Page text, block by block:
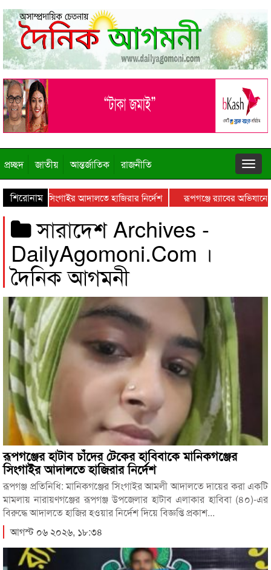
প্রচ্ছদ জাতীয় আন্তর্জাতিক রাজনীতি
শিরোনামসিংগাইর আদালতে হাজিরার নির্দেশ রূপগঞ্জে র‍্যাবের অভিযানে
সারাদেশ Archives -
DailyAgomoni.Com ।
দৈনিক আগমনী
রূপগঞ্জের হাটাব চাঁদের টেকের হাবিবাকে মানিকগঞ্জের
সিংগাইর আদালতে হাজিরার নির্দেশ
রূপগঞ্জ প্রতিনিধি: মানিকগঞ্জের সিংগাইর আমলী আদালতে দায়ের করা একটি
মামলায় নারায়ণগঞ্জের রূপগঞ্জ উপজেলার হাটাব এলাকার হাবিবা (৪০)-এর
বিরুদ্ধে আদালতে হাজির হওয়ার নির্দেশ দিয়ে বিজ্ঞপ্তি প্রকাশ...
আগস্ট ০৬ ২০২৬, ১৮:৩৪